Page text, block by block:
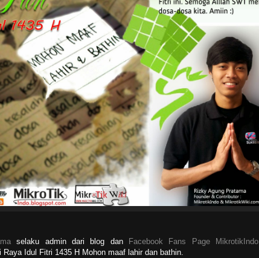
selaku admin dari blog dan
Facebook Fans Page MikrotikIndo
Idul Fitri 1435 H Mohon maaf lahir dan bathin.